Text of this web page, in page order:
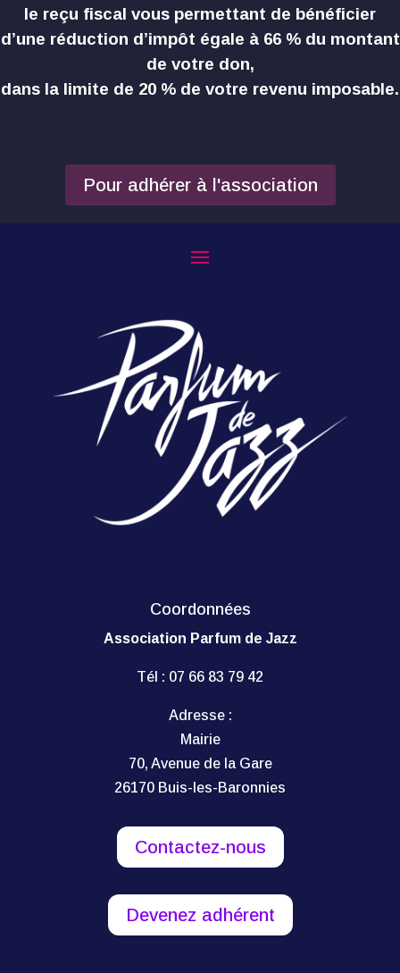
le reçu fiscal vous permettant de bénéficier
d’une réduction d’impôt égale à 66 % du montant
de votre don,
dans la limite de 20 % de votre revenu imposable.
Pour adhérer à l'association
Coordonnées
Association Parfum de Jazz
Tél : 07 66 83 79 42
Adresse :
Mairie
70, Avenue de la Gare
26170 Buis-les-Baronnies
Contactez-nous
Devenez adhérent